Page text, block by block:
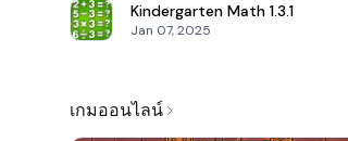
Kindergarten Math 1.3.1
Jan 07, 2025
เกมออนไลน์